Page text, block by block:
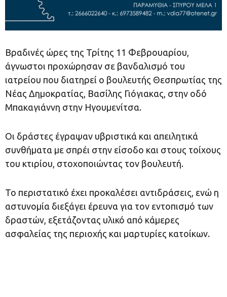
Βραδινές ώρες της Τρίτης 11 Φεβρουαρίου,
άγνωστοι προχώρησαν σε βανδαλισμό του
ιατρείου που διατηρεί ο βουλευτής Θεσπρωτίας της
Νέας Δημοκρατίας, Βασίλης Γιόγιακας, στην οδό
Μπακαγιάννη στην Ηγουμενίτσα.
Οι δράστες έγραψαν υβριστικά και απειλητικά
συνθήματα με σπρέι στην είσοδο και στους τοίχους
του κτιρίου, στοχοποιώντας τον βουλευτή.
Το περιστατικό έχει προκαλέσει αντιδράσεις, ενώ η
αστυνομία διεξάγει έρευνα για τον εντοπισμό των
δραστών, εξετάζοντας υλικό από κάμερες
ασφαλείας της περιοχής και μαρτυρίες κατοίκων.